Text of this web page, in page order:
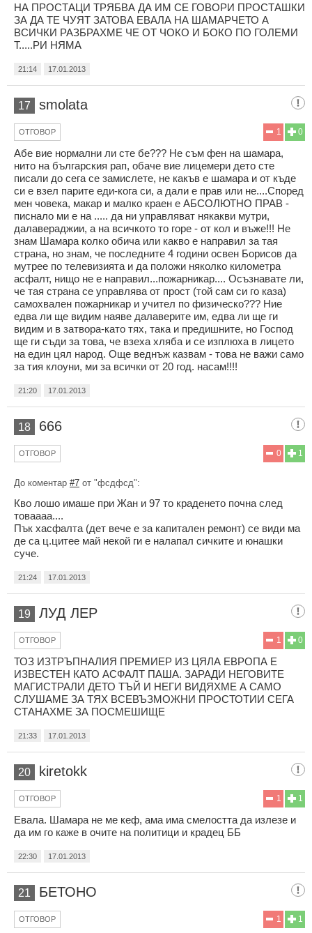
НА ПРОСТАЦИ ТРЯБВА ДА ИМ СЕ ГОВОРИ ПРОСТАШКИ
ЗА ДА ТЕ ЧУЯТ ЗАТОВА ЕВАЛА НА ШАМАРЧЕТО А
ВСИЧКИ РАЗБРАХМЕ ЧЕ ОТ ЧОКО И БОКО ПО ГОЛЕМИ
Т.....РИ НЯМА
21:14 17.01.2013
17 smolata
0
1
ОТГОВОР
Абе вие нормални ли сте бе??? Не съм фен на шамара,
нито на българския рап, обаче вие лицемери дето сте
писали до сега се замислете, не какъв е шамара и от къде
си е взел парите еди-кога си, а дали е прав или не....Според
мен човека, макар и малко краен е АБСОЛЮТНО ПРАВ -
писнало ми е на ..... да ни управляват някакви мутри,
далавераджии, а на всичкото то горе - от кол и въже!!! Не
знам Шамара колко обича или какво е направил за тая
страна, но знам, че последните 4 години освен Борисов да
мутрее по телевизията и да положи няколко километра
асфалт, нищо не е направил...пожарникар.... Осъзнавате ли,
че тая страна се управлява от прост (той сам си го каза)
самохвален пожарникар и учител по физическо??? Ние
едва ли ще видим наяве далаверите им, едва ли ще ги
видим и в затвора-като тях, така и предишните, но Господ
ще ги съди за това, че взеха хляба и се изплюха в лицето
на един цял народ. Още веднъж казвам - това не важи само
за тия клоуни, ми за всички от 20 год. насам!!!!
21:20 17.01.2013
18 666
1
0
ОТГОВОР
До коментар #7 от "фсдфсд":
Кво лошо имаше при Жан и 97 то краденето почна след
товаааа....
Пък хасфалта (дет вече е за капитален ремонт) се види ма
де са ц.цитее май некой ги е налапал сичките и юнашки
суче.
21:24 17.01.2013
19 ЛУД ЛЕР
0
1
ОТГОВОР
ТОЗ ИЗТРЪПНАЛИЯ ПРЕМИЕР ИЗ ЦЯЛА ЕВРОПА Е
ИЗВЕСТЕН КАТО АСФАЛТ ПАША. ЗАРАДИ НЕГОВИТЕ
МАГИСТРАЛИ ДЕТО ТЪЙ И НЕГИ ВИДЯХМЕ А САМО
СЛУШАМЕ ЗА ТЯХ ВСЕВЪЗМОЖНИ ПРОСТОТИИ СЕГА
СТАНАХМЕ ЗА ПОСМЕШИЩЕ
21:33 17.01.2013
20 kiretokk
1
1
ОТГОВОР
Евала. Шамара не ме кеф, ама има смелостта да излезе и
да им го каже в очите на политици и крадец ББ
22:30 17.01.2013
21 БЕТОНО
1
1
ОТГОВОР